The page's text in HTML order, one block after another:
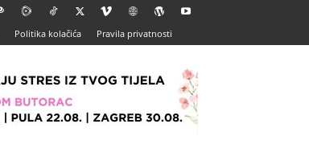
Politika kolačića Pravila privatnosti